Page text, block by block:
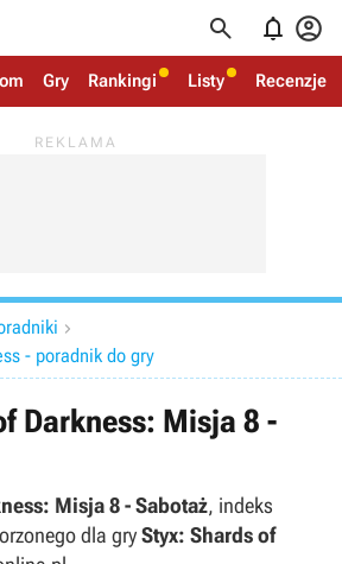
  
Gry Rankingi Listy Recenzje

- poradnik do gry
Darkness: Misja 8 -
Misja 8 - Sabotaż, indeks
dla gryStyx: Shards of